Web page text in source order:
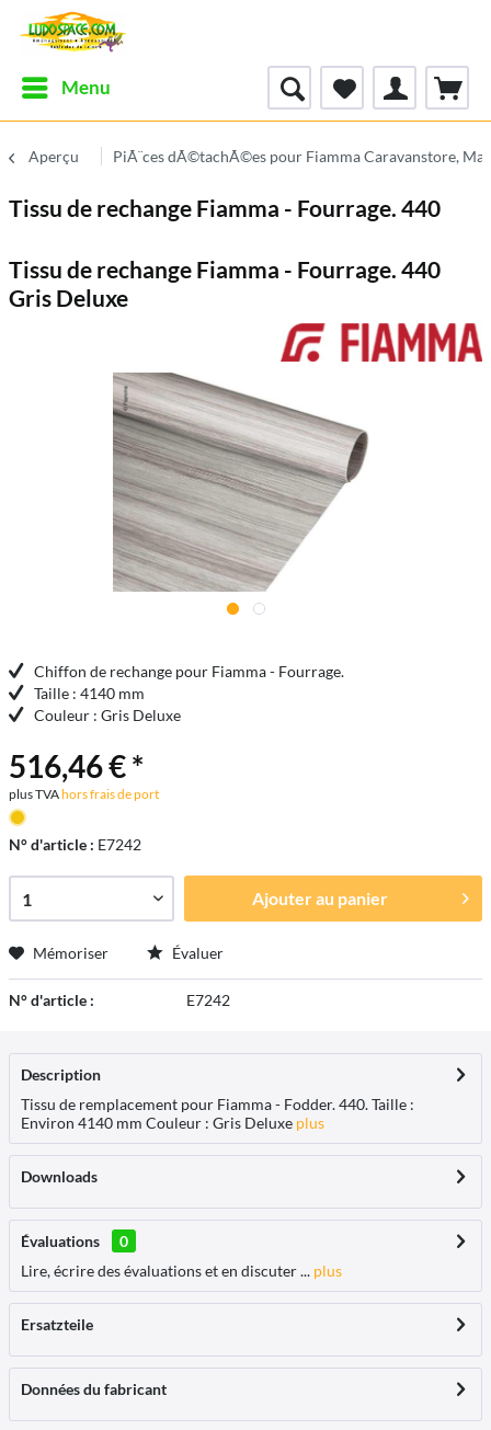
Menu
Aperçu PiÃ¨ces dÃ©tachÃ©es pour Fiamma Caravanstore,
Tissu de rechange Fiamma - Fourrage. 440
Tissu de rechange Fiamma - Fourrage. 440
Gris Deluxe
Chiffon de rechange pour Fiamma - Fourrage.
Taille : 4140 mm
Couleur : Gris Deluxe
516,46 € *
plus TVAhors frais de port
N° d'article : E7242
Ajouter au panier
Mémoriser Évaluer
N° d'article : E7242
Description
Tissu de remplacement pour Fiamma - Fodder. 440. Taille :
Environ 4140 mm Couleur : Gris Deluxe plus
Downloads
Évaluations
0
Lire, écrire des évaluations et en discuter ... plus
Ersatzteile
Données du fabricant